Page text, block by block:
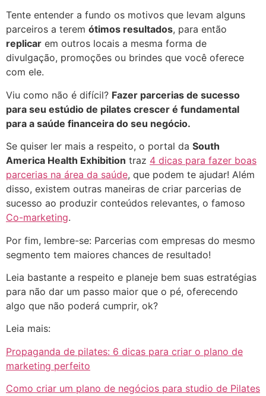
Tente entender a fundo os motivos que levam alguns
parceiros a terem ótimos resultados, para então
replicar em outros locais a mesma forma de
divulgação, promoções ou brindes que você oferece
com ele.
Viu como não é difícil? Fazer parcerias de sucesso
para seu estúdio de pilates crescer é fundamental
para a saúde financeira do seu negócio.
Se quiser ler mais a respeito, o portal da South
America Health Exhibition traz 4 dicas para fazer boas
parcerias na área da saúde, que podem te ajudar! Além
disso, existem outras maneiras de criar parcerias de
sucesso ao produzir conteúdos relevantes, o famoso
Co-marketing.
Por fim, lembre-se: Parcerias com empresas do mesmo
segmento tem maiores chances de resultado!
Leia bastante a respeito e planeje bem suas estratégias
para não dar um passo maior que o pé, oferecendo
algo que não poderá cumprir, ok?
Leia mais:
Propaganda de pilates: 6 dicas para criar o plano de
marketing perfeito
Como criar um plano de negócios para studio de Pilates